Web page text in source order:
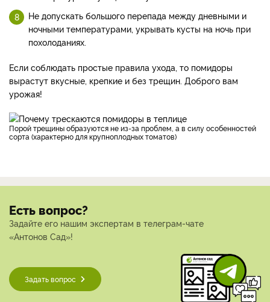
Не допускать большого перепада между дневными и
ночными температурами, укрывать кусты на ночь при
похолоданиях.
Если соблюдать простые правила ухода, то помидоры
вырастут вкусные, крепкие и без трещин. Доброго вам
урожая!
Порой трещины образуются не из-за проблем, а в силу особенностей
сорта (характерно для крупноплодных томатов)
Есть вопрос?
Задайте его нашим экспертам в телеграм-чате
«Антонов Сад»!
Задать вопрос